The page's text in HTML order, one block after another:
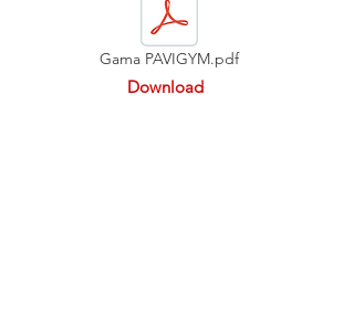
Gama PAVIGYM.pdf
Download